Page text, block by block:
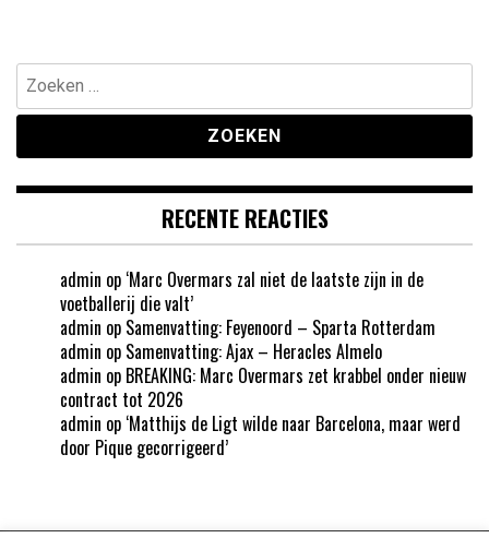
Zoeken
naar:
RECENTE REACTIES
admin op ‘Marc Overmars zal niet de laatste zijn in de
voetballerij die valt’
admin op Samenvatting: Feyenoord – Sparta Rotterdam
admin op Samenvatting: Ajax – Heracles Almelo
admin op BREAKING: Marc Overmars zet krabbel onder nieuw
contract tot 2026
admin op ‘Matthijs de Ligt wilde naar Barcelona, maar werd
door Pique gecorrigeerd’